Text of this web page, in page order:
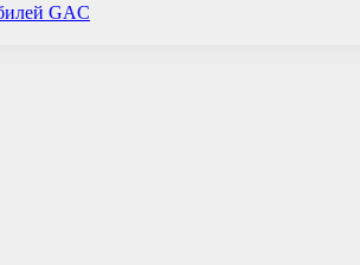
GAC